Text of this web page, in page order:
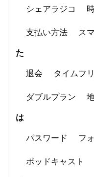
シェアラジコ
支払い方法 ス
た
退会 タイムフ
ダブルプラン
は
パスワード フ
ポッドキャスト